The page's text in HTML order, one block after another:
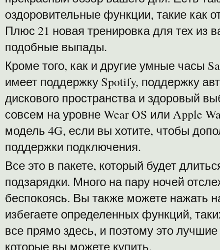
оздоровительные функции, такие как
Плюс 21 новая тренировка для тех из
подобные выпады.
Кроме того, как и другие умные часы
имеет поддержку Spotify, поддержку
дискового пространства и здоровый
совсем на уровне Wear OS или Apple
модель 4G, если вы хотите, чтобы
поддержки подключения.
Все это в пакете, который будет
подзарядки. Много на пару ночей
беспокоясь. Вы также можете нажать
избегаете определенных функций,
все прямо здесь, и поэтому это
которые вы можете купить.